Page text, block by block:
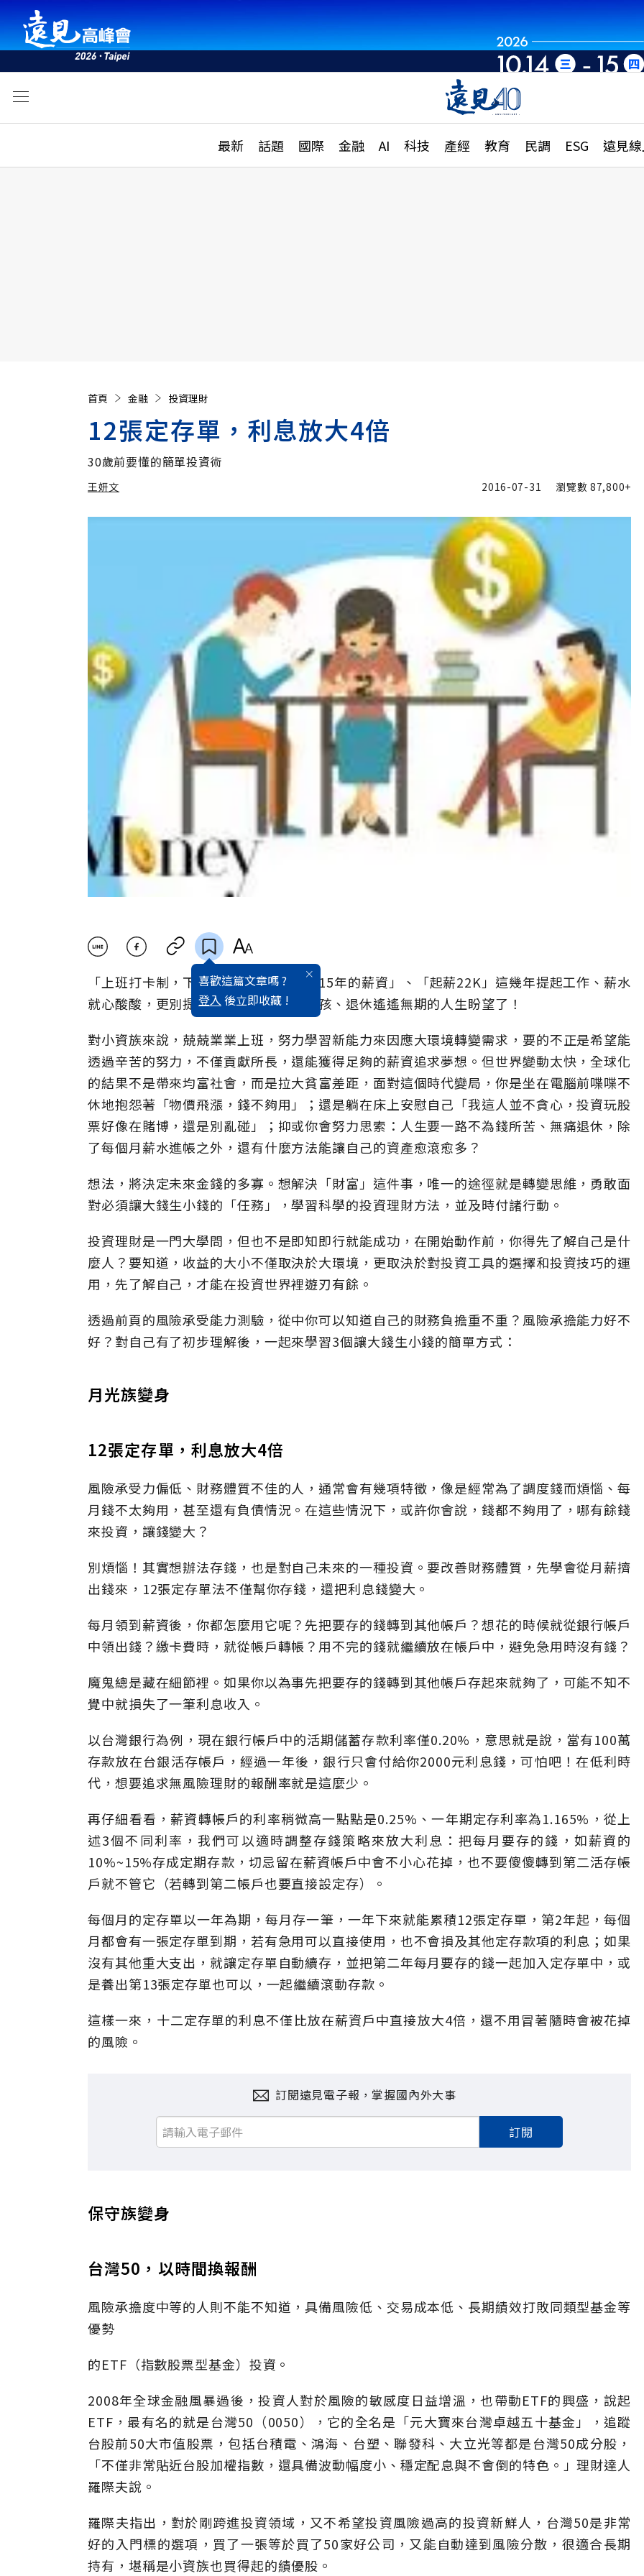
最新 話題 國際 金融 AI 科技 產經 教育 民調 ESG 遠見
活動
話題
國際
特輯
大學升學、職涯攻略
縣市施政調查全解析
首頁 金融 投資理財
12張定存單，利息放大4倍
30歲前要懂的簡單投資術
王妍文 2016-07-31 瀏覽數87,800+
喜歡這篇文章嗎 ?
登入 後立即收藏 !
「上班打卡制，下班責任制」、「倒退15年的薪資」、「起薪22K」這幾年提起工作、薪水
就心酸酸，更別提買不起房、不敢生小孩、退休遙遙無期的人生盼望了！
對小資族來說，兢兢業業上班，努力學習新能力來因應大環境轉變需求，要的不正是希望能
透過辛苦的努力，不僅貢獻所長，還能獲得足夠的薪資追求夢想。但世界變動太快，全球化
的結果不是帶來均富社會，而是拉大貧富差距，面對這個時代變局，你是坐在電腦前喋喋不
休地抱怨著「物價飛漲，錢不夠用」；還是躺在床上安慰自己「我這人並不貪心，投資玩股
票好像在賭博，還是別亂碰」；抑或你會努力思索：人生要一路不為錢所苦、無痛退休，除
了每個月薪水進帳之外，還有什麼方法能讓自己的資產愈滾愈多？
想法，將決定未來金錢的多寡。想解決「財富」這件事，唯一的途徑就是轉變思維，勇敢面
對必須讓大錢生小錢的「任務」，學習科學的投資理財方法，並及時付諸行動。
投資理財是一門大學問，但也不是即知即行就能成功，在開始動作前，你得先了解自己是什
麼人？要知道，收益的大小不僅取決於大環境，更取決於對投資工具的選擇和投資技巧的運
用，先了解自己，才能在投資世界裡遊刃有餘。
透過前頁的風險承受能力測驗，從中你可以知道自己的財務負擔重不重？風險承擔能力好不
好？對自己有了初步理解後，一起來學習3個讓大錢生小錢的簡單方式：
月光族變身
12張定存單，利息放大4倍
風險承受力偏低、財務體質不佳的人，通常會有幾項特徵，像是經常為了調度錢而煩惱、每
月錢不太夠用，甚至還有負債情況。在這些情況下，或許你會說，錢都不夠用了，哪有餘錢
來投資，讓錢變大？
別煩惱！其實想辦法存錢，也是對自己未來的一種投資。要改善財務體質，先學會從月薪擠
出錢來，12張定存單法不僅幫你存錢，還把利息錢變大。
每月領到薪資後，你都怎麼用它呢？先把要存的錢轉到其他帳戶？想花的時候就從銀行帳戶
中領出錢？繳卡費時，就從帳戶轉帳？用不完的錢就繼續放在帳戶中，避免急用時沒有錢？
魔鬼總是藏在細節裡。如果你以為事先把要存的錢轉到其他帳戶存起來就夠了，可能不知不
覺中就損失了一筆利息收入。
以台灣銀行為例，現在銀行帳戶中的活期儲蓄存款利率僅0.20%，意思就是說，當有100萬
存款放在台銀活存帳戶，經過一年後，銀行只會付給你2000元利息錢，可怕吧！在低利時
代，想要追求無風險理財的報酬率就是這麼少。
再仔細看看，薪資轉帳戶的利率稍微高一點點是0.25%、一年期定存利率為1.165%，從上
述3個不同利率，我們可以適時調整存錢策略來放大利息：把每月要存的錢，如薪資的
10%~15%存成定期存款，切忌留在薪資帳戶中會不小心花掉，也不要傻傻轉到第二活存帳
戶就不管它（若轉到第二帳戶也要直接設定存）。
每個月的定存單以一年為期，每月存一筆，一年下來就能累積12張定存單，第2年起，每個
月都會有一張定存單到期，若有急用可以直接使用，也不會損及其他定存款項的利息；如果
沒有其他重大支出，就讓定存單自動續存，並把第二年每月要存的錢一起加入定存單中，或
是養出第13張定存單也可以，一起繼續滾動存款。
這樣一來，十二定存單的利息不僅比放在薪資戶中直接放大4倍，還不用冒著隨時會被花掉
的風險。
訂閱遠見電子報，掌握國內外大事
訂閱
保守族變身
台灣50，以時間換報酬
風險承擔度中等的人則不能不知道，具備風險低、交易成本低、長期績效打敗同類型基金等
優勢
的ETF（指數股票型基金）投資。
2008年全球金融風暴過後，投資人對於風險的敏感度日益增溫，也帶動ETF的興盛，說起
ETF，最有名的就是台灣50（0050），它的全名是「元大寶來台灣卓越五十基金」，追蹤
台股前50大市值股票，包括台積電、鴻海、台塑、聯發科、大立光等都是台灣50成分股，
「不僅非常貼近台股加權指數，還具備波動幅度小、穩定配息與不會倒的特色。」理財達人
羅際夫說。
羅際夫指出，對於剛跨進投資領域，又不希望投資風險過高的投資新鮮人，台灣50是非常
好的入門標的選項，買了一張等於買了50家好公司，又能自動達到風險分散，很適合長期
持有，堪稱是小資族也買得起的績優股。